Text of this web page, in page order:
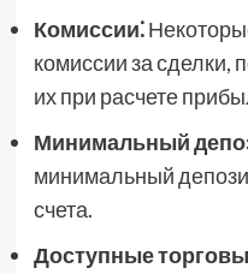
Комиссии⁚
комиссии за сделки,
их при расчете
Минимальный
минимальный
счета.
Доступные